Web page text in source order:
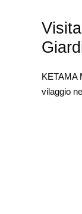
KETAMA
vilaggio